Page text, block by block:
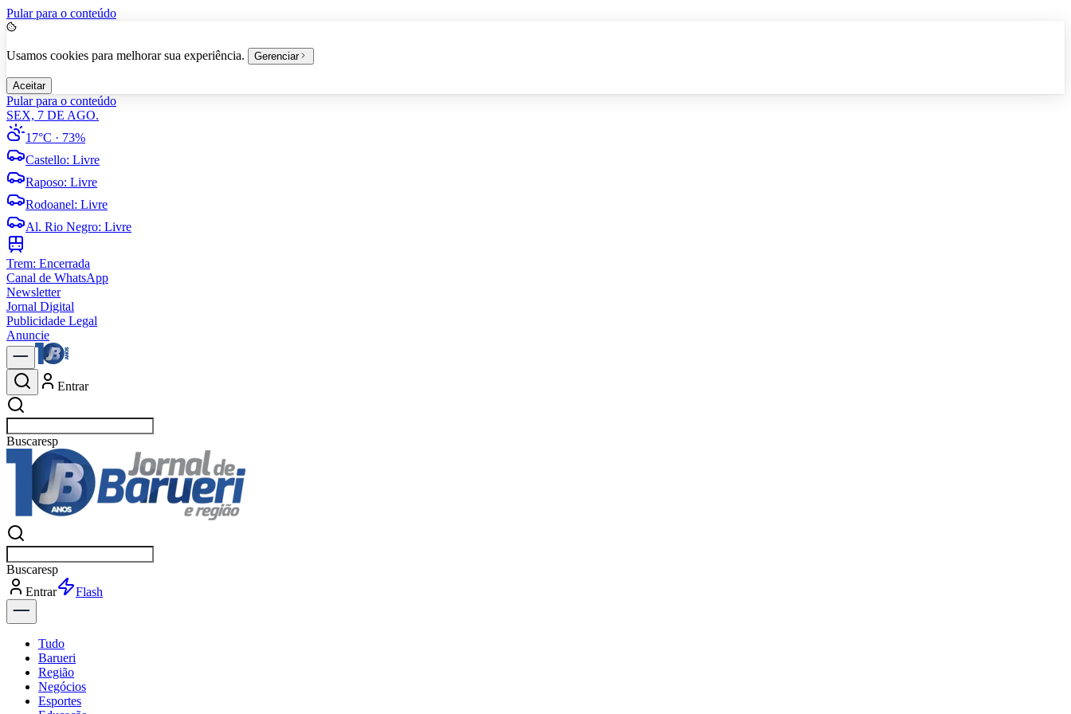
Pular para o conteúdo
Usamos cookies para melhorar sua experiência. Gerenciar
Aceitar
Pular para o conteúdo
SEX, 7 DE AGO.
17°C · 73%
Castello: Livre
Raposo: Livre
Rodoanel: Livre
Al. Rio Negro: Livre
Trem: Encerrada
Canal de WhatsApp
Newsletter
Jornal Digital
Publicidade Legal
Anuncie
Entrar
Buscaresportes
Buscaresportes
Entrar
Flash
Tudo
Barueri
Região
Negócios
Esportes